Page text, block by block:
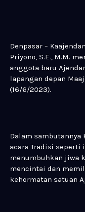
Denpasar –
Priyono, S.E., M.M.
anggota baru
lapangan depan
(16/6/2023).
Dalam sambutannya
acara Tradisi seperti
menumbuhkan jiwa
mencintai dan
kehormatan satuan